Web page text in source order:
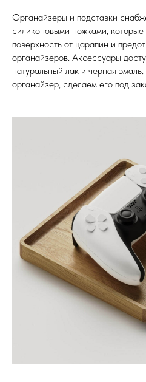
Органайзеры и подставки
силиконовыми ножками,
поверхность от царапин и
органайзеров. Аксессуары
натуральный лак и черная
органайзер, сделаем его под
Крючки
Стеллажи
Сотрудничество
Корпоративные заказы
Дизайнерам / мебельщикам
Дилерам
Политика
Договор
Разработка
design by dsqhi